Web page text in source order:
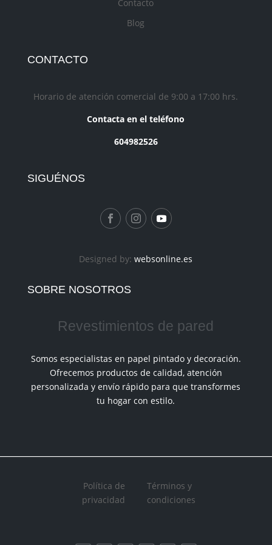
Contacto
Blog
CONTACTO
Horario de atención comercial de 9:00 a 17:00 hrs.
Contacta en el teléfono
604982526
SIGUÉNOS
Designed by:websonline.es
SOBRE NOSOTROS
Revestimientos de pared
Somos especialistas en papel pintado y decoración.
Ofrecemos productos de calidad, atención
personalizada y envío rápido para que transformes
tu hogar con estilo.
Política de
privacidad
Términos y
condiciones